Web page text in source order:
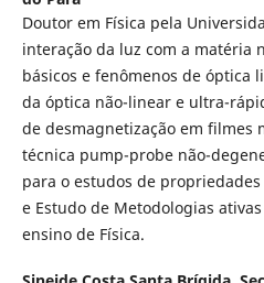
Doutor em Física pela
interação da luz com a matéria
básicos e fenômenos de óptica
da óptica não-linear e ultra-
de desmagnetização em filmes
técnica pump-probe não-
para o estudos de
e Estudo de Metodologias
ensino de Física.